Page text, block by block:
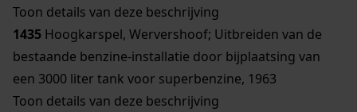
Toon details van deze beschrijving
1435 Hoogkarspel, Wervershoof; Uitbreiden van de
bestaande benzine-installatie door bijplaatsing van
een 3000 liter tank voor superbenzine, 1963
Toon details van deze beschrijving